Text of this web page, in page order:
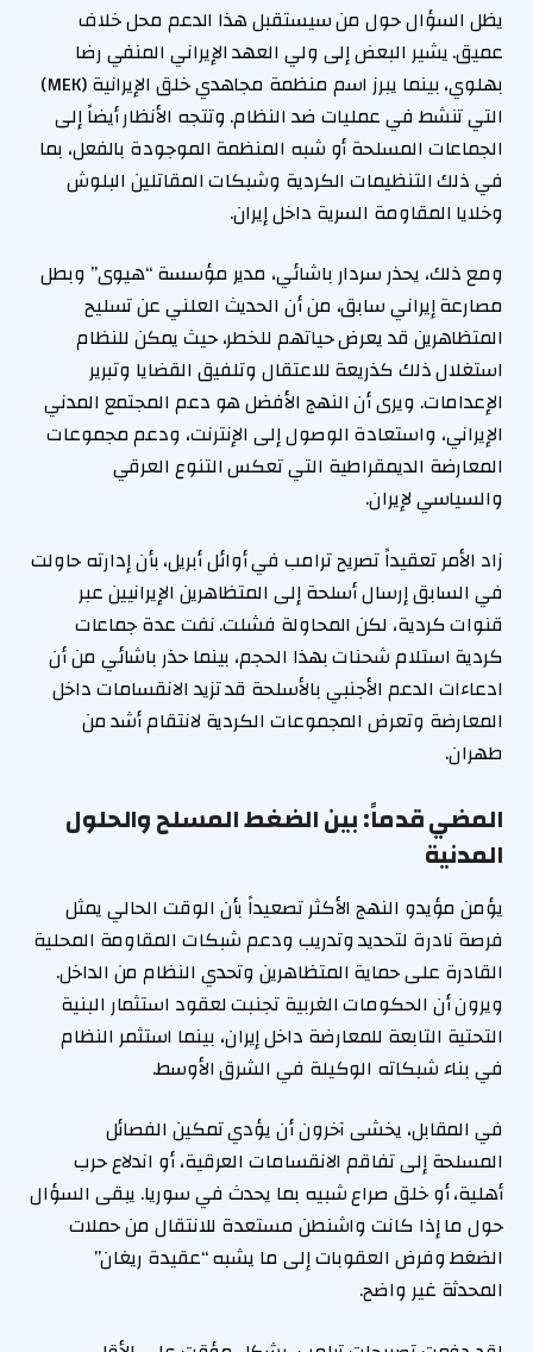
يظل السؤال حول من سيستقبل هذا الدعم محل خلاف
عميق. يشير البعض إلى ولي العهد الإيراني المنفي رضا
بهلوي، بينما يبرز اسم منظمة مجاهدي خلق الإيرانية (MEK)
التي تنشط في عمليات ضد النظام. وتتجه الأنظار أيضاً إلى
الجماعات المسلحة أو شبه المنظمة الموجودة بالفعل، بما
في ذلك التنظيمات الكردية وشبكات المقاتلين البلوش
وخلايا المقاومة السرية داخل إيران.
ومع ذلك، يحذر سردار باشائي، مدير مؤسسة “هيوى” وبطل
مصارعة إيراني سابق، من أن الحديث العلني عن تسليح
المتظاهرين قد يعرض حياتهم للخطر، حيث يمكن للنظام
استغلال ذلك كذريعة للاعتقال وتلفيق القضايا وتبرير
الإعدامات. ويرى أن النهج الأفضل هو دعم المجتمع المدني
الإيراني، واستعادة الوصول إلى الإنترنت، ودعم مجموعات
المعارضة الديمقراطية التي تعكس التنوع العرقي
والسياسي لإيران.
زاد الأمر تعقيداً تصريح ترامب في أوائل أبريل، بأن إدارته حاولت
في السابق إرسال أسلحة إلى المتظاهرين الإيرانيين عبر
قنوات كردية، لكن المحاولة فشلت. نفت عدة جماعات
كردية استلام شحنات بهذا الحجم، بينما حذر باشائي من أن
ادعاءات الدعم الأجنبي بالأسلحة قد تزيد الانقسامات داخل
المعارضة وتعرض المجموعات الكردية لانتقام أشد من
طهران.
المضي قدماً: بين الضغط المسلح والحلول
المدنية
يؤمن مؤيدو النهج الأكثر تصعيداً بأن الوقت الحالي يمثل
فرصة نادرة لتحديد وتدريب ودعم شبكات المقاومة المحلية
القادرة على حماية المتظاهرين وتحدي النظام من الداخل.
ويرون أن الحكومات الغربية تجنبت لعقود استثمار البنية
التحتية التابعة للمعارضة داخل إيران، بينما استثمر النظام
في بناء شبكاته الوكيلة في الشرق الأوسط.
في المقابل، يخشى آخرون أن يؤدي تمكين الفصائل
المسلحة إلى تفاقم الانقسامات العرقية، أو اندلاع حرب
أهلية، أو خلق صراع شبيه بما يحدث في سوريا. يبقى السؤال
حول ما إذا كانت واشنطن مستعدة للانتقال من حملات
الضغط وفرض العقوبات إلى ما يشبه “عقيدة ريغان”
المحدثة غير واضح.